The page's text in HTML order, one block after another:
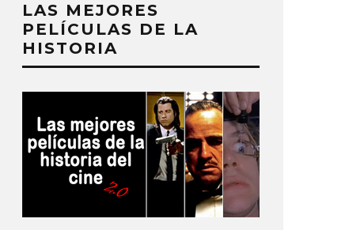
LAS MEJORES
PELÍCULAS DE LA
HISTORIA